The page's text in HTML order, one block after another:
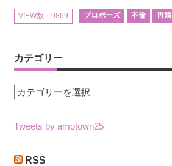
VIEW数：9869 プロポーズ 不倫 再婚
カテゴリー
カ
ゴ
ー
Tweets by amotown25
RSS